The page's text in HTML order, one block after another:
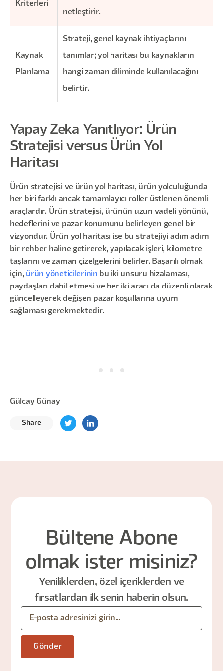
Kriterleri
netleştirir.
Kaynak
Planlama
Strateji, genel kaynak ihtiyaçlarını
tanımlar; yol haritası bu kaynakların
hangi zaman diliminde kullanılacağını
belirtir.
Yapay Zeka Yanıtlıyor: Ürün
Stratejisi versus Ürün Yol
Haritası
Ürün stratejisi ve ürün yol haritası, ürün yolculuğunda
her biri farklı ancak tamamlayıcı roller üstlenen önemli
araçlardır. Ürün stratejisi, ürünün uzun vadeli yönünü,
hedeflerini ve pazar konumunu belirleyen genel bir
vizyondur. Ürün yol haritası ise bu stratejiyi adım adım
bir rehber haline getirerek, yapılacak işleri, kilometre
taşlarını ve zaman çizelgelerini belirler. Başarılı olmak
için, ürün yöneticilerinin bu iki unsuru hizalaması,
paydaşları dahil etmesi ve her iki aracı da düzenli olarak
güncelleyerek değişen pazar koşullarına uyum
sağlaması gerekmektedir.
Gülcay Günay
Share
Bültene Abone
olmak ister misiniz?
Yeniliklerden, özel içeriklerden ve
fırsatlardan ilk senin haberin olsun.